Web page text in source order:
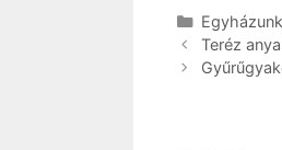
Kategória
Egyházunk
Teréz